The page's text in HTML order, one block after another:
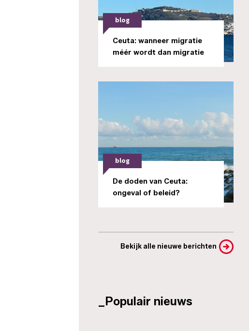
blog
Ceuta: wanneer migratie
méér wordt dan migratie
blog
De doden van Ceuta:
ongeval of beleid?
Bekijk alle nieuwe berichten
_Populair nieuws